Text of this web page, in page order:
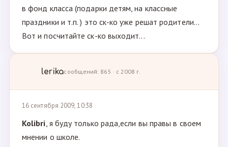
в фонд класса (подарки детям, на классные
праздники и т.п. ) это ск-ко уже решат родители...
Вот и посчитайте ск-ко выходит...
lerikaсообщений: 865 · с 2008 г.
16 сентября 2009, 10:38
Kolibri, я буду только рада,если вы правы в своем
мнении о школе.